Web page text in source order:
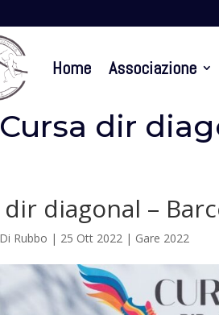
Home Associazione
Cursa dir
dir diagonal –
Rubbo | 25 Ott 2022 | Gare 2022